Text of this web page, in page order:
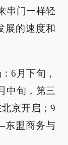
串门一样轻
展的速度和
6月下旬，
中旬，第三
京开启；9
东盟商务与